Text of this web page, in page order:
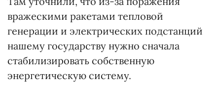
вражескими ракетами тепловой
генерации и электрических подстанций
нашему государству нужно сначала
стабилизировать собственную
энергетическую систему.